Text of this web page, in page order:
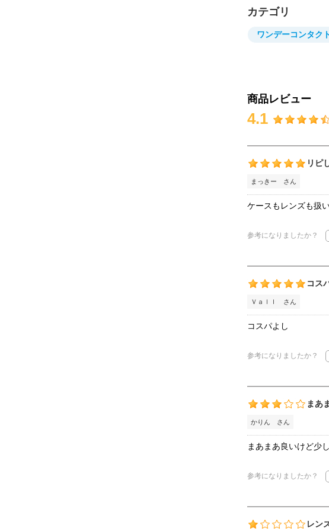
カテゴリ
ワンデーコンタク
商品レビュー
4.1
リピ
まっきー さん
ケースもレンズも扱
参考になりましたか？
コス
Ｖａｌｌ さん
コスパよし
参考になりましたか？
まあ
かりん さん
まあまあ良いけど少
参考になりましたか？
レン